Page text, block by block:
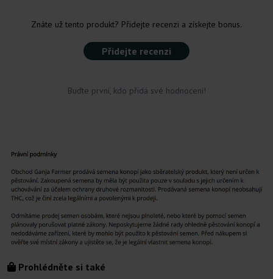
Znáte už tento produkt? Přidejte recenzi a získejte bonus.
Přidejte recenzi
Buďte první, kdo přidá své hodnocení!
Prohlédněte si také